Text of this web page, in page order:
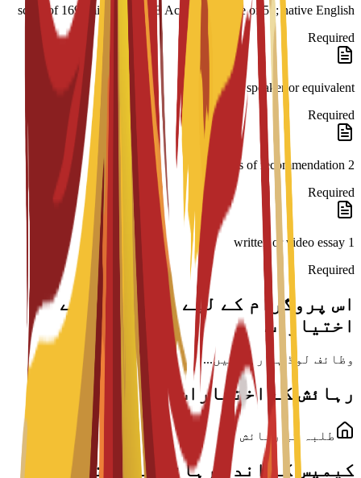
score of 169; minimum PTE Academic score of 51; native English
Required
speaker or equivalent
Required
2 letters of recommendation
Required
1 written or video essay
Required
اس پروگرام کے لیے اسکالرشپ کے
اختیارات
وظائف لوڈ ہو رہے ہیں...
رہائش کے اختیارات
طلبہ کی رہائش
کیمپس کے اندر رہائش کے اختیارات